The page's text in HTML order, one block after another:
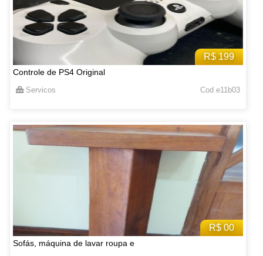
R$ 199
Controle de PS4 Original
Servicos Cod e11b03
R$ 00
Sofás, máquina de lavar roupa e